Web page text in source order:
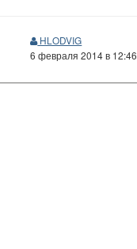
HLODVIG
6 февраля 2014 в 12:46